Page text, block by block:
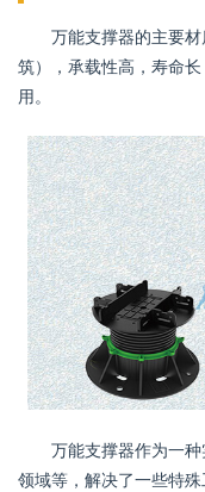
万能支撑器的主要
筑），承载性高，寿命
用。
万能支撑器作为一
领域等，解决了一些特